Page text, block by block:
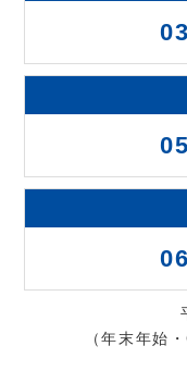
（年末年始